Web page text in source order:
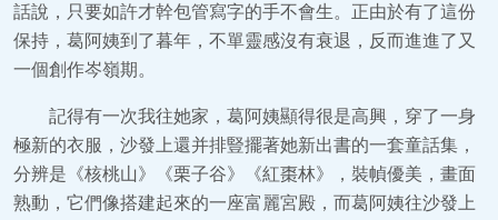
話說，只要如許才幹包管寫字的手不會生。正由於有了這份
保持，葛阿姨到了暮年，不單靈感沒有衰退，反而進進了又
一個創作岑嶺期。
記得有一次我往她家，葛阿姨顯得很是高興，穿了一身
極新的衣服，沙發上還并排豎擺著她新出書的一套童話集，
分辨是《核桃山》《栗子谷》《紅棗林》，裝幀優美，畫面
熟動，它們像搭建起來的一座富麗宮殿，而葛阿姨往沙發上